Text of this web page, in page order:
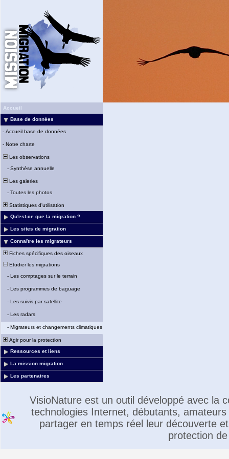
Accueil
Base de données
- Accueil base de données
- Notre charte
Les observations
- Synthèse annuelle
Les galeries
- Toutes les photos
Statistiques d'utilisation
Qu'est-ce que la migration ?
Les sites de migration
Connaître les migrateurs
Fiches spécifiques des oiseaux
Etudier les migrations
- Les comptages sur le terrain
- Les programmes de baguage
- Les suivis par satellite
- Les radars
- Migrateurs et changements climatiques
Agir pour la protection
Ressources et liens
La mission migration
Les partenaires
VisioNature est un outil développé avec la
technologies Internet, débutants,
partager en temps réel leur découverte
protection